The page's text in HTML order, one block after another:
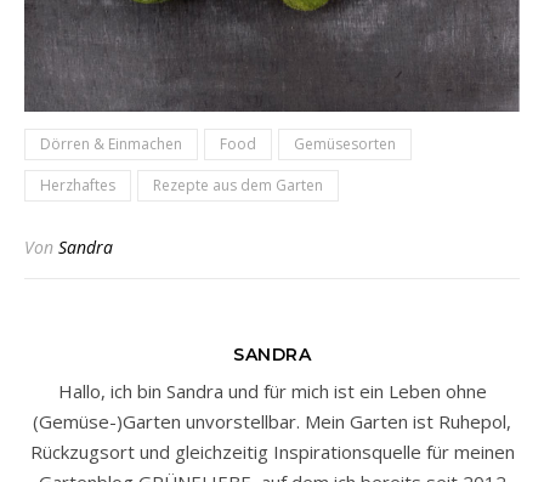
Dörren & Einmachen Food
Gemüsesorten
Herzhaftes
Rezepte aus dem Garten
Von Sandra
SANDRA
Hallo, ich bin Sandra und für mich ist ein Leben ohne
(Gemüse-)Garten unvorstellbar. Mein Garten ist Ruhepol,
Rückzugsort und gleichzeitig Inspirationsquelle für meinen